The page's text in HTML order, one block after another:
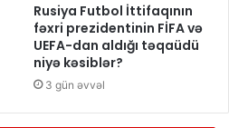
Rusiya Futbol İttifaqının
fəxri prezidentinin FİFA və
UEFA-dan aldığı təqaüdü
niyə kəsiblər?
3 gün əvvəl